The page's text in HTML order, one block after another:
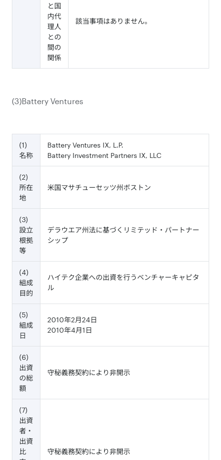
と国
内代
理人
との
間の
関係
該当事項はありません。
(3)Battery Ventures
(1)
名称
Battery Ventures IX, L.P.
Battery Investment Partners IX, LLC
(2)
所在
地
米国マサチューセッツ州ボストン
(3)
設立
根拠
等
デラウエア州法に基づくリミテッド・パートナー
シップ
(4)
組成
目的
ハイテク企業への出資を行うベンチャーキャピタ
ル
(5)
組成
日
2010年2月24日
2010年4月1日
(6)
出資
の総
額
守秘義務契約により非開示
(7)
出資
者・
出資
比
守秘義務契約により非開示